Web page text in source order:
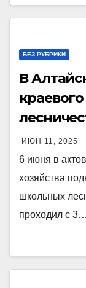
БЕЗ РУБРИКИ
В
ИЮН 11, 2025
6 июня в
хозяйства
школьных
проходил с 3…